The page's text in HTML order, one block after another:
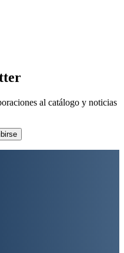
al catálogo y noticias